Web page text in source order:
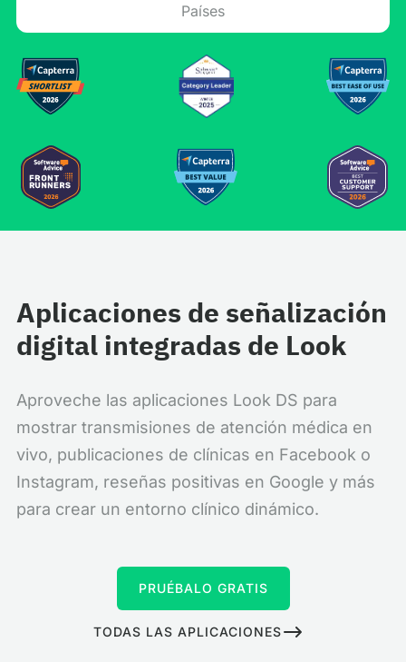
Países
Aplicaciones de señalización
digital integradas de Look
Aproveche las aplicaciones Look DS para
mostrar transmisiones de atención médica en
vivo, publicaciones de clínicas en Facebook o
Instagram, reseñas positivas en Google y más
para crear un entorno clínico dinámico.
PRUÉBALO GRATIS
TODAS LAS APLICACIONES